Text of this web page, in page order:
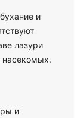
и
лазури
насекомых.
и